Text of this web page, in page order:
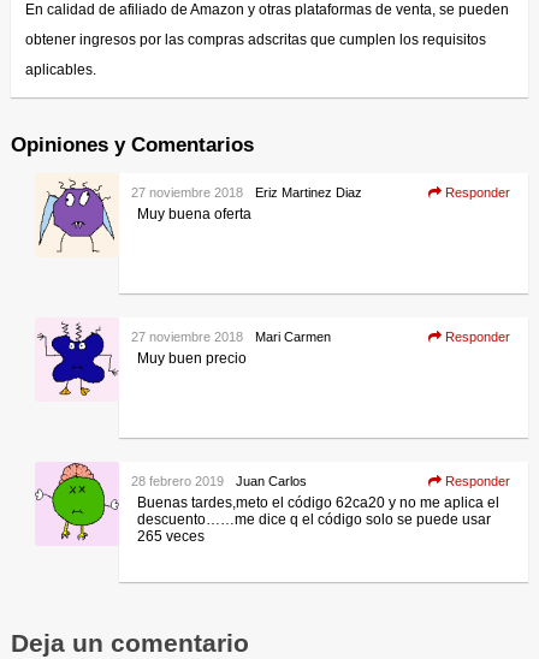
En calidad de afiliado de Amazon y otras plataformas de venta, se pueden
obtener ingresos por las compras adscritas que cumplen los requisitos
aplicables.
Opiniones y Comentarios
Eriz Martinez Diaz
27 noviembre 2018 Responder
Muy buena oferta
Mari Carmen
27 noviembre 2018 Responder
Muy buen precio
Juan Carlos
28 febrero 2019 Responder
Buenas tardes,meto el código 62ca20 y no me aplica el
descuento……me dice q el código solo se puede usar
265 veces
Deja un comentario